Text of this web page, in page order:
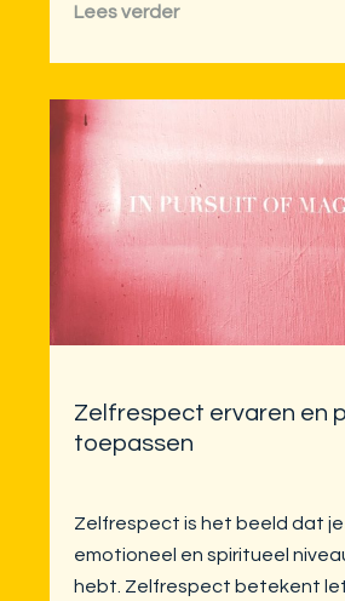
Lees verder
Zelfrespect ervaren en
toepassen
Zelfrespect is het beeld dat
emotioneel en spiritueel
hebt. Zelfrespect betekent